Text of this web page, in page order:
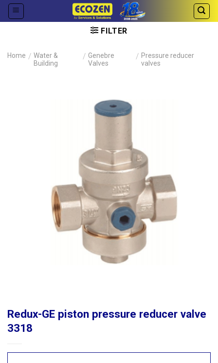
Skip
FILTER
Home / Water &
Building
/ Genebre
Valves
/ Pressure reducer
valves
Redux-GE piston pressure reducer valve
3318